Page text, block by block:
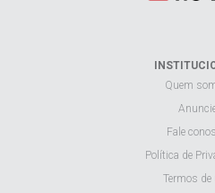
Quem
Fale
Política de
Termos de